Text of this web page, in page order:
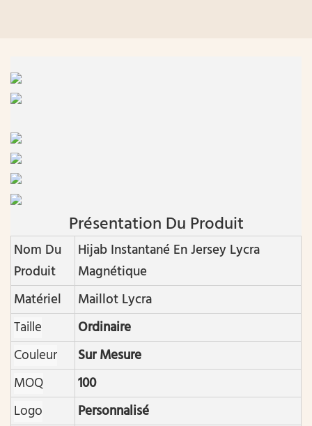
Présentation Du Produit
Nom Du
Produit
Hijab Instantané En Jersey Lycra
Magnétique
Matériel
Maillot Lycra
Taille
Ordinaire
Couleur
Sur Mesure
MOQ
100
Logo
Personnalisé